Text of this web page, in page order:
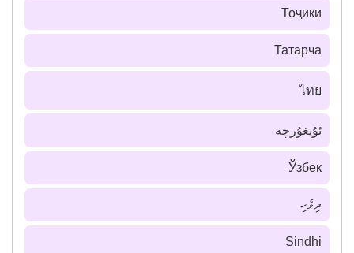
Тоҷики
Татарча
ไทย
ئۇيغۇرچە
Ўзбек
ދިވެހި
Sindhi